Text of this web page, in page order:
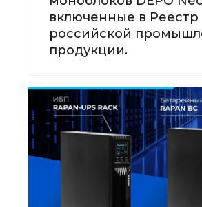
включенные в Реестр
российской
продукции.